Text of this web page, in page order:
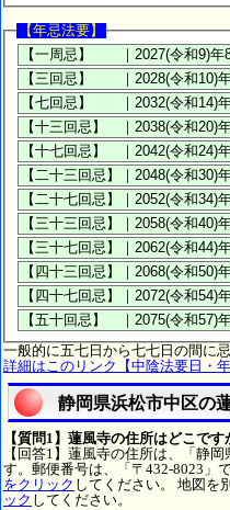
【年忌法要】
一般的に五七日から七七日の間に
詳細はこのリンク【中陰法要日・
静岡県浜松市中区の
【質問1】蓮風寺の住所はどこです
【回答1】蓮風寺の住所は、「静
す。郵便番号は、「〒432-8023」
をクリック してください。 地図を
ック してください。